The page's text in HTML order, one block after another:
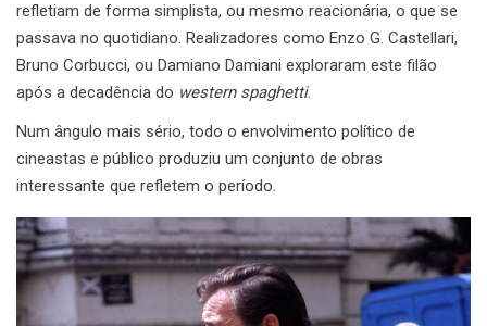
refletiam de forma simplista, ou mesmo reacionária, o que se
passava no quotidiano. Realizadores como Enzo G. Castellari,
Bruno Corbucci, ou Damiano Damiani exploraram este filão
após a decadência do western spaghetti.
Num ângulo mais sério, todo o envolvimento político de
cineastas e público produziu um conjunto de obras
interessante que refletem o período.